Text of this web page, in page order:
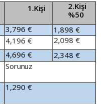
1.Kişi
2.Kişi
%50
3,796 € 1,898 €
4,196 € 2,098 €
4,696 € 2,348 €
Sorunuz
1,290 €